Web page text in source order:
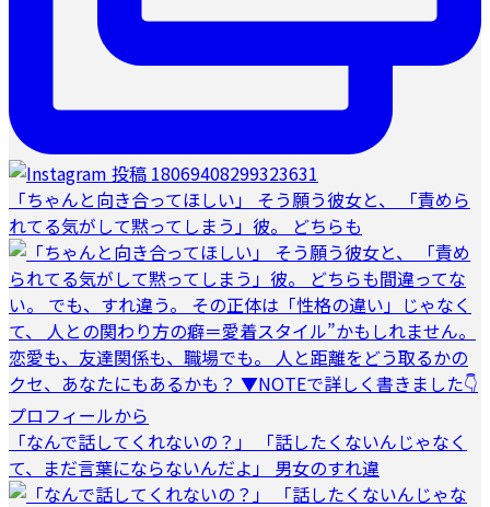
「ちゃんと向き合ってほしい」 そう願う彼女と、 「責めら
れてる気がして黙ってしまう」彼。 どちらも
「なんで話してくれないの？」 「話したくないんじゃなく
て、まだ言葉にならないんだよ」 男女のすれ違